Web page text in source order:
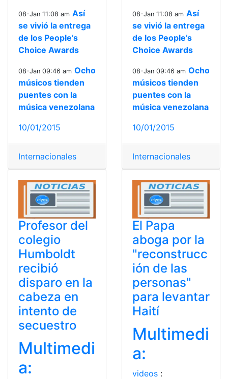
08-Jan 11:08 am Así
se vivió la entrega
de los People’s
Choice Awards
08-Jan 09:46 am Ocho
músicos tienden
puentes con la
música venezolana
10/01/2015
Internacionales
08-Jan 11:08 am Así
se vivió la entrega
de los People’s
Choice Awards
08-Jan 09:46 am Ocho
músicos tienden
puentes con la
música venezolana
10/01/2015
Internacionales
Profesor del
colegio
Humboldt
recibió
disparo en la
cabeza en
intento de
secuestro
Multimedi
a:
El Papa
aboga por la
"reconstrucc
ión de las
personas"
para levantar
Haití
Multimedi
a:
videos :